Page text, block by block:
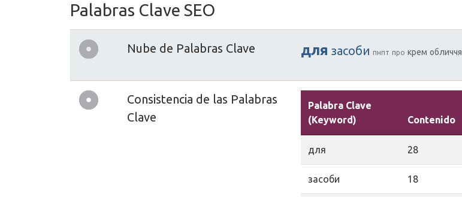
Palabras Clave SEO
Nube de Palabras Clave для засоби пнпт про крем обличчя
Consistencia de las Palabras
Clave
Palabra Clave
(Keyword)
Contenido
для 28
засоби 18